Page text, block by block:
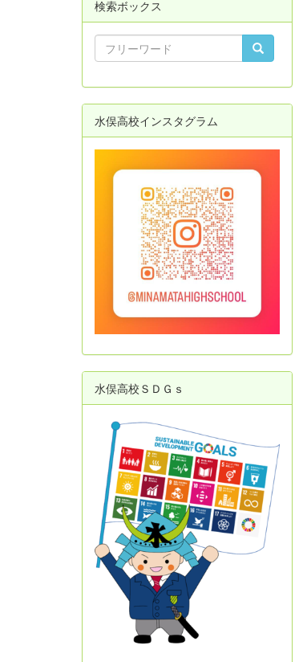
検索ボックス
水俣高校インスタグラム
水俣高校ＳＤＧｓ